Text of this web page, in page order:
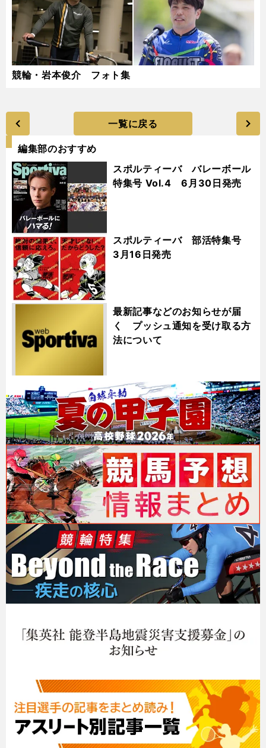
競輪・岩本俊介 フォト集
一覧に戻る
編集部のおすすめ
スポルティーバ バレーボール
特集号 Vol.4 6月30日発売
スポルティーバ 部活特集号
3月16日発売
最新記事などのお知らせが届
く プッシュ通知を受け取る方
法について